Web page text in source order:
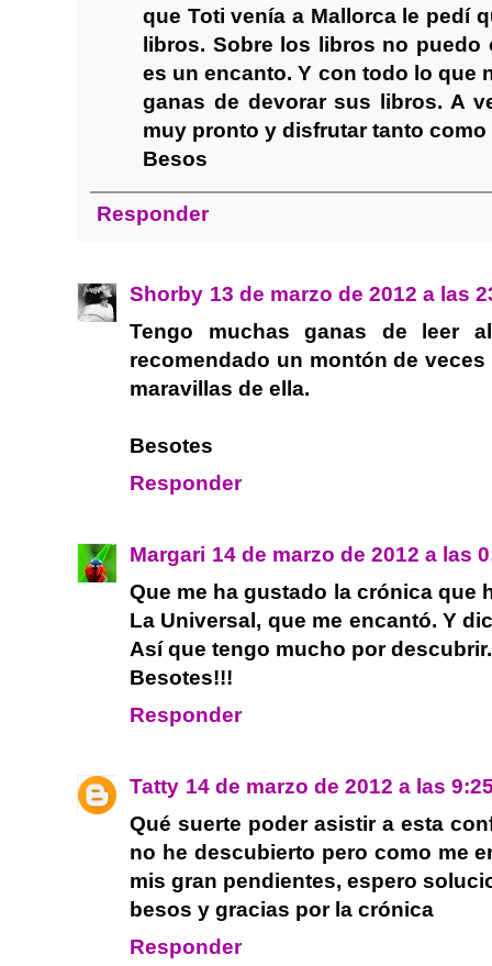
que Toti venía a Mallorca le pedí
libros. Sobre los libros no puedo
es un encanto. Y con todo lo que
ganas de devorar sus libros. A
muy pronto y disfrutar tanto como
Besos
Responder
Shorby 13 de marzo de 2012 a las
Tengo muchas ganas de leer
recomendado un montón de
maravillas de ella.
Besotes
Responder
Margari 14 de marzo de 2012 a las
Que me ha gustado la crónica que
La Universal, que me encantó. Y
Así que tengo mucho por
Besotes!!!
Responder
Tatty 14 de marzo de 2012 a las
Qué suerte poder asistir a esta
no he descubierto pero como me
mis gran pendientes, espero
besos y gracias por la crónica
Responder